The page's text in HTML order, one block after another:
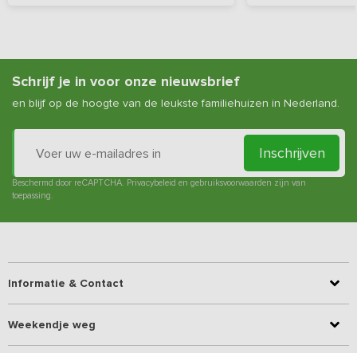
Schrijf je in voor onze nieuwsbrief
en blijf op de hoogte van de leukste familiehuizen in Nederland.
Inschrijven
Beschermd door reCAPTCHA. Privacybeleid en gebruiksvoorwaarden zijn van
toepassing.
Informatie & Contact
Weekendje weg